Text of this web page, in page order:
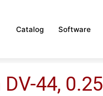
Catalog Software
44, 0.25l